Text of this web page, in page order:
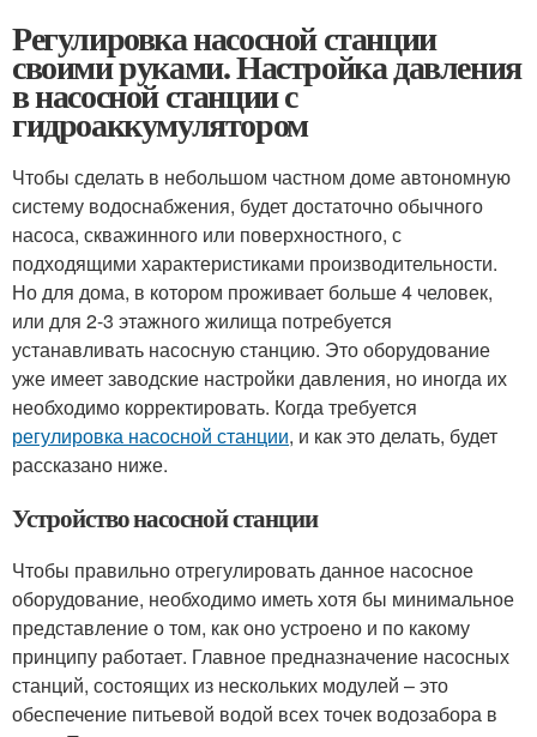
Регулировка насосной станции
своими руками. Настройка давления
в насосной станции с
гидроаккумулятором
Чтобы сделать в небольшом частном доме автономную
систему водоснабжения, будет достаточно обычного
насоса, скважинного или поверхностного, с
подходящими характеристиками производительности.
Но для дома, в котором проживает больше 4 человек,
или для 2-3 этажного жилища потребуется
устанавливать насосную станцию. Это оборудование
уже имеет заводские настройки давления, но иногда их
необходимо корректировать. Когда требуется
регулировка насосной станции, и как это делать, будет
рассказано ниже.
Устройство насосной станции
Чтобы правильно отрегулировать данное насосное
оборудование, необходимо иметь хотя бы минимальное
представление о том, как оно устроено и по какому
принципу работает. Главное предназначение насосных
станций, состоящих из нескольких модулей – это
обеспечение питьевой водой всех точек водозабора в